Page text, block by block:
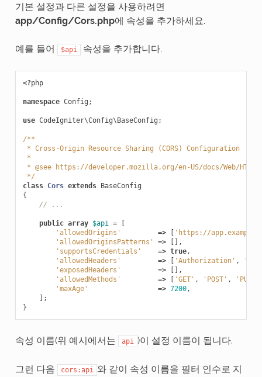
기본 설정과 다른 설정을 사용하려면
app/Config/Cors.php에 속성을 추가하세요.
예를 들어 $api 속성을 추가합니다.
<?php
namespace Config ;
use CodeIgniter\Config\BaseConfig ;
/**
* Cross-Origin Resource Sharing (CORS) Configuration
*
* @see https://developer.mozilla.org/en-US/docs/Web/HTTP/
*/
class Cors extends BaseConfig
{
// ...
public array $api =
[
'allowedOrigins'
=> [ 'https://
'allowedOriginsPatterns'
=>
[],
'supportsCredentials'
=> true,
'allowedHeaders'
=> [ 'Authorization' ,
'exposedHeaders'
=>
[],
'allowedMethods'
=> [ 'GET' , 'POST' , 'PUT'
'maxAge'
=> 7200,
];
}
속성 이름(위 예시에서는 api )이 설정 이름이 됩니다.
그런 다음 cors:api 와 같이 속성 이름을 필터 인수로 지